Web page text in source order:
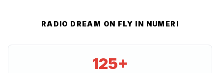
RADIO DREAM ON FLY IN NUMERI
125+